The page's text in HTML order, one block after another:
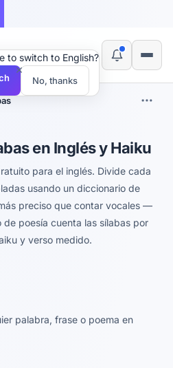
en Inglés y Haiku
para el inglés. Divide cada
usando un diccionario de
preciso que contar vocales —
poesía cuenta las sílabas por
y verso medido.
palabra, frase o poema en
×
to switch to English?
No, thanks